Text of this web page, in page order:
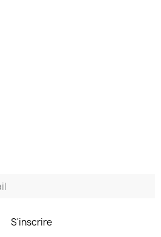
S'inscrire